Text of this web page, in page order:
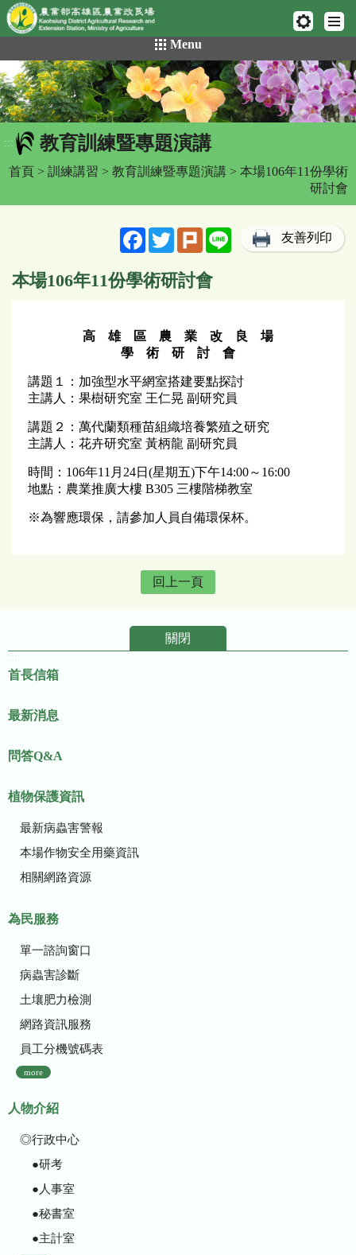
網頁置頂
到
主
要
內
容
區
Menu
::: 教育訓練暨專題演講
首頁 > 訓練講習 > 教育訓練暨專題演講 > 本場106年11份學術
研討會
FacebookTwitterPlurk Line 友善列印
本場106年11份學術研討會
高 雄 區 農 業 改 良 場
學 術 研 討 會
講題１：加強型水平網室搭建要點探討
主講人：果樹研究室 王仁晃 副研究員
講題２：萬代蘭類種苗組織培養繁殖之研究
主講人：花卉研究室 黃柄龍 副研究員
時間：106年11月24日(星期五)下午14:00～16:00
地點：農業推廣大樓 B305 三樓階梯教室
※為響應環保，請參加人員自備環保杯。
回上一頁
關閉
首長信箱
最新消息
問答Q&A
植物保護資訊
最新病蟲害警報
本場作物安全用藥資訊
相關網路資源
為民服務
單一諮詢窗口
病蟲害診斷
土壤肥力檢測
網路資訊服務
員工分機號碼表
more
人物介紹
◎行政中心
●研考
●人事室
●秘書室
●主計室